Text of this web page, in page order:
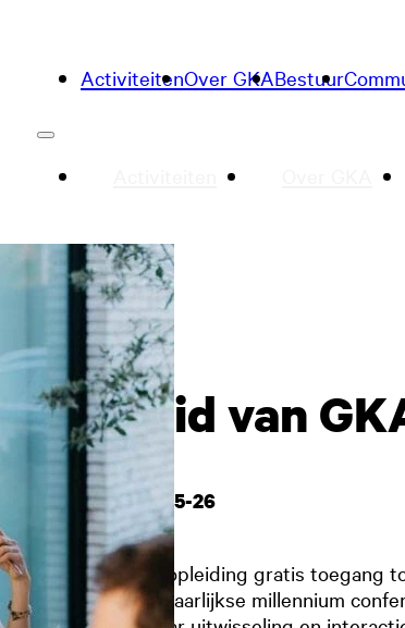
ActiviteitenOver GKABestuur
Word lid van
Academiejaar 25-26
Krijg als arts in opleiding gratis toegang
events en de 2-jaarlijkse millennium